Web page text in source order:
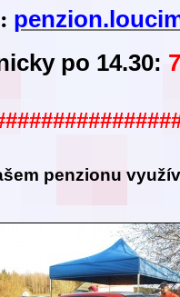
po 14.30:
penzionu